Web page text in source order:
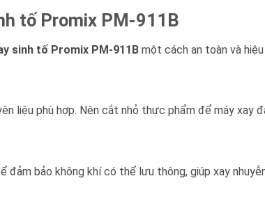
tố Promix PM-911B
sinh tố Promix PM-911B một cách an toàn và hiệu
liệu phù hợp. Nên cắt nhỏ thực phẩm để máy xay
đảm bảo không khí có thể lưu thông, giúp xay